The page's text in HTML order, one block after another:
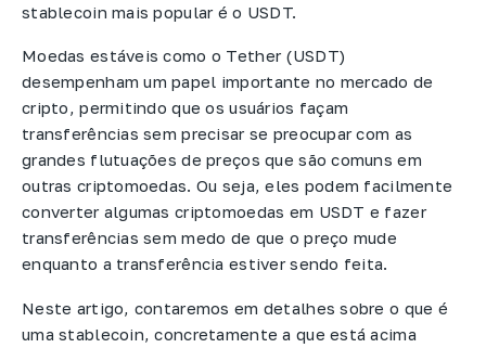
stablecoin mais popular é o USDT.
Moedas estáveis como o Tether (USDT)
desempenham um papel importante no mercado de
cripto, permitindo que os usuários façam
transferências sem precisar se preocupar com as
grandes flutuações de preços que são comuns em
outras criptomoedas. Ou seja, eles podem facilmente
converter algumas criptomoedas em USDT e fazer
transferências sem medo de que o preço mude
enquanto a transferência estiver sendo feita.
Neste artigo, contaremos em detalhes sobre o que é
uma stablecoin, concretamente a que está acima